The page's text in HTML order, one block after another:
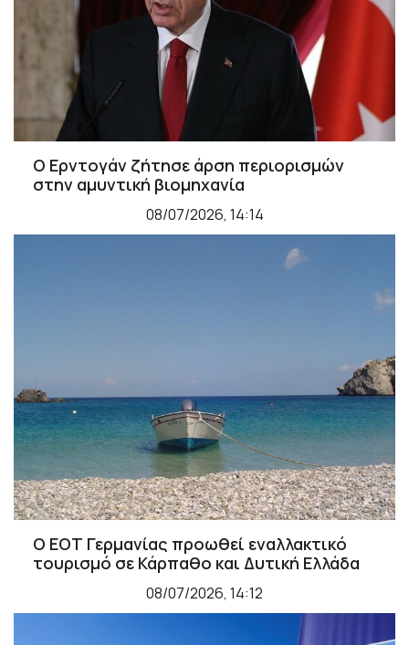
Ο Ερντογάν ζήτησε άρση περιορισμών
στην αμυντική βιομηχανία
08/07/2026, 14:14
Ο ΕΟΤ Γερμανίας προωθεί εναλλακτικό
τουρισμό σε Κάρπαθο και Δυτική Ελλάδα
08/07/2026, 14:12